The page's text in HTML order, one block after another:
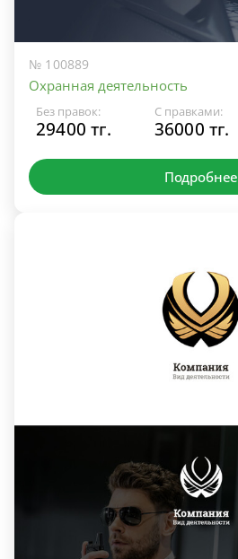
№ 100889
Охранная деятельность
Без правок:
29400 тг.
С правками:
36000 тг.
Подробнее